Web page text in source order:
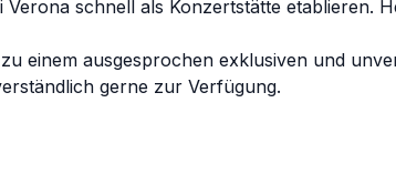
schnell als Konzertstätte etablieren.
einem ausgesprochen exklusiven und
gerne zur Verfügung.